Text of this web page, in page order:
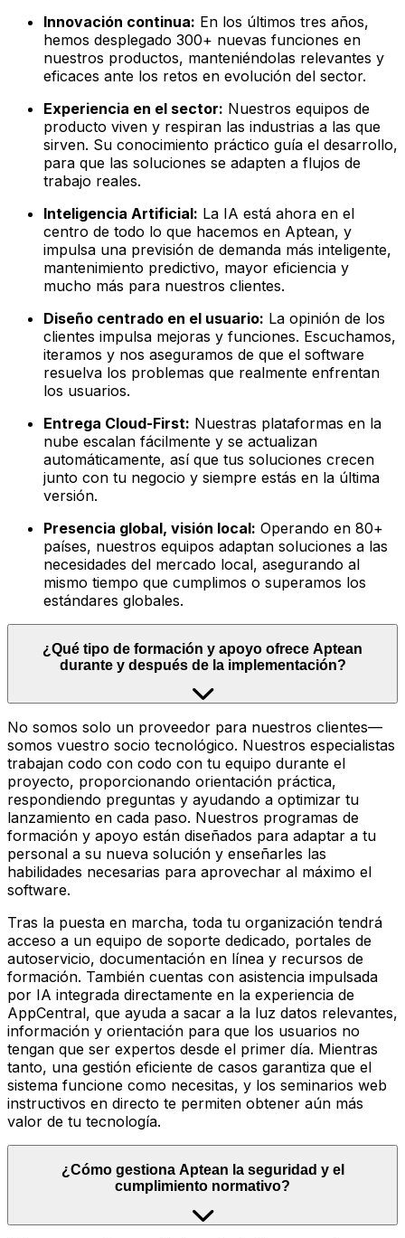
Innovación continua: En los últimos tres años,
hemos desplegado 300+ nuevas funciones en
nuestros productos, manteniéndolas relevantes y
eficaces ante los retos en evolución del sector.
Experiencia en el sector: Nuestros equipos de
producto viven y respiran las industrias a las que
sirven. Su conocimiento práctico guía el desarrollo,
para que las soluciones se adapten a flujos de
trabajo reales.
Inteligencia Artificial: La IA está ahora en el
centro de todo lo que hacemos en Aptean, y
impulsa una previsión de demanda más inteligente,
mantenimiento predictivo, mayor eficiencia y
mucho más para nuestros clientes.
Diseño centrado en el usuario: La opinión de los
clientes impulsa mejoras y funciones. Escuchamos,
iteramos y nos aseguramos de que el software
resuelva los problemas que realmente enfrentan
los usuarios.
Entrega Cloud-First: Nuestras plataformas en la
nube escalan fácilmente y se actualizan
automáticamente, así que tus soluciones crecen
junto con tu negocio y siempre estás en la última
versión.
Presencia global, visión local: Operando en 80+
países, nuestros equipos adaptan soluciones a las
necesidades del mercado local, asegurando al
mismo tiempo que cumplimos o superamos los
estándares globales.
¿Qué tipo de formación y apoyo ofrece Aptean
durante y después de la implementación?
No somos solo un proveedor para nuestros clientes—
somos vuestro socio tecnológico. Nuestros especialistas
trabajan codo con codo con tu equipo durante el
proyecto, proporcionando orientación práctica,
respondiendo preguntas y ayudando a optimizar tu
lanzamiento en cada paso. Nuestros programas de
formación y apoyo están diseñados para adaptar a tu
personal a su nueva solución y enseñarles las
habilidades necesarias para aprovechar al máximo el
software.
Tras la puesta en marcha, toda tu organización tendrá
acceso a un equipo de soporte dedicado, portales de
autoservicio, documentación en línea y recursos de
formación. También cuentas con asistencia impulsada
por IA integrada directamente en la experiencia de
AppCentral, que ayuda a sacar a la luz datos relevantes,
información y orientación para que los usuarios no
tengan que ser expertos desde el primer día. Mientras
tanto, una gestión eficiente de casos garantiza que el
sistema funcione como necesitas, y los seminarios web
instructivos en directo te permiten obtener aún más
valor de tu tecnología.
¿Cómo gestiona Aptean la seguridad y el
cumplimiento normativo?